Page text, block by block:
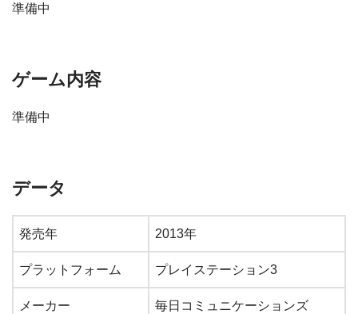
準備中
ゲーム内容
準備中
データ
発売年 2013年
プラットフォーム プレイステーション3
メーカー 毎日コミュニケーションズ